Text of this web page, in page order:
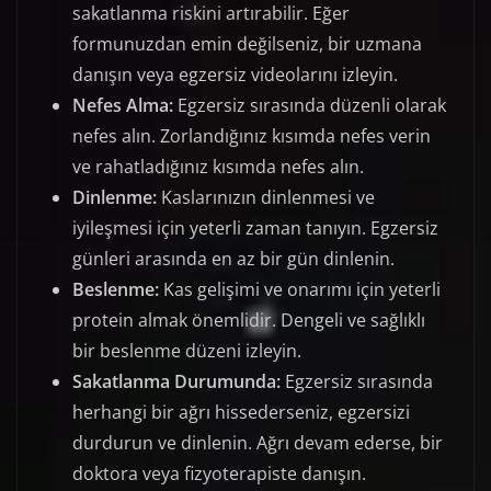
sakatlanma riskini artırabilir. Eğer
formunuzdan emin değilseniz, bir uzmana
danışın veya egzersiz videolarını izleyin.
Nefes Alma: Egzersiz sırasında düzenli olarak
nefes alın. Zorlandığınız kısımda nefes verin
ve rahatladığınız kısımda nefes alın.
Dinlenme: Kaslarınızın dinlenmesi ve
iyileşmesi için yeterli zaman tanıyın. Egzersiz
günleri arasında en az bir gün dinlenin.
Beslenme: Kas gelişimi ve onarımı için yeterli
protein almak önemlidir. Dengeli ve sağlıklı
bir beslenme düzeni izleyin.
Sakatlanma Durumunda: Egzersiz sırasında
herhangi bir ağrı hissederseniz, egzersizi
durdurun ve dinlenin. Ağrı devam ederse, bir
doktora veya fizyoterapiste danışın.